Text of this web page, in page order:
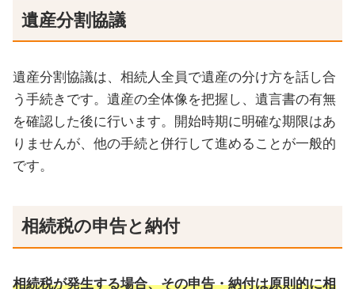
遺産分割協議
遺産分割協議は、相続人全員で遺産の分け方を話し合
う手続きです。遺産の全体像を把握し、遺言書の有無
を確認した後に行います。開始時期に明確な期限はあ
りませんが、他の手続と併行して進めることが一般的
です。
相続税の申告と納付
相続税が発生する場合、その申告・納付は原則的に相